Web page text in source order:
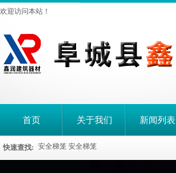
欢迎访问本站！
首页 关于我们 新闻列表
快速查找: 安全梯笼 安全梯笼